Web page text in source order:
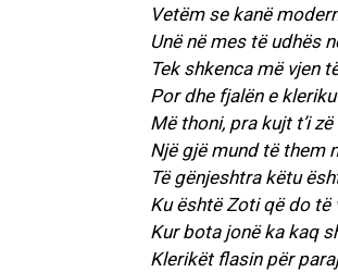
Vetëm se kanë
Unë në mes të udhës
Tek shkenca më vjen
Por dhe fjalën e
Më thoni, pra kujt t’i
Një gjë mund të them
Të gënjeshtra këtu
Ku është Zoti që do
Kur bota jonë ka kaq
Klerikët flasin për